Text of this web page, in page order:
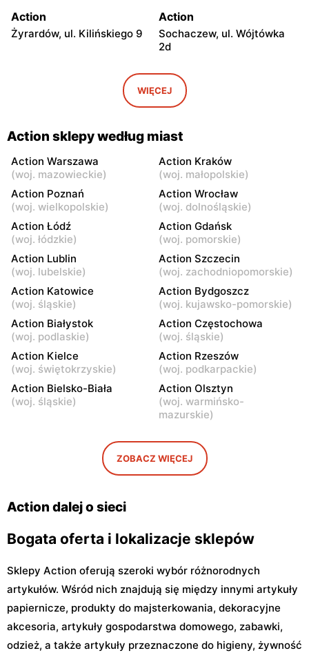
Action
Żyrardów, ul. Kilińskiego 9
Action
Sochaczew, ul. Wójtówka
2d
Wyszków, ul. Pułtuska 96
Action
Warka, ul. Puławska 30a
Pułtusk, ul. Ignacego
Daszyńskiego 11
Garwolin, ul. Kościuszki 61
Action
Rawa Mazowiecka, ul.
Władysława Stanisława
Reymonta 5
Action
Władysławowo, ul.
Ciechanowska 65
Action
Kozienice, ul. Warszawska
34
Action
Sokołów Podlaski, ul.
Węgrowska 1C
Action
Przasnysz, ul. Marsz.
Józefa Piłsudskiego 91
Action
Siedlce, ul. Gen. Franciszka
Kleeberga 6
Action
Ostrów Mazowiecka, ul.
Lubiejewska 63
Action
Radom, ul. Andrzeja Struga
102
Action
Warszawska 1
WIĘCEJ
Action sklepy według miast
Action Warszawa
(woj. mazowieckie)
Action Kraków
(woj. małopolskie)
Action Poznań
(woj. wielkopolskie)
Action Wrocław
(woj. dolnośląskie)
Action Łódź
(woj. łódzkie)
Action Gdańsk
(woj. pomorskie)
Action Lublin
(woj. lubelskie)
Action Szczecin
(woj. zachodniopomorskie)
Action Katowice
(woj. śląskie)
Action Bydgoszcz
(woj. kujawsko-pomorskie)
Action Białystok
(woj. podlaskie)
Action Częstochowa
(woj. śląskie)
Action Kielce
(woj. świętokrzyskie)
Action Rzeszów
(woj. podkarpackie)
Action Bielsko-Biała
(woj. śląskie)
Action Olsztyn
(woj. warmińsko-
mazurskie)
ZOBACZ WIĘCEJ
Action dalej o sieci
Bogata oferta i lokalizacje sklepów
Sklepy Action oferują szeroki wybór różnorodnych
artykułów. Wśród nich znajdują się między innymi artykuły
papiernicze, produkty do majsterkowania, dekoracyjne
akcesoria, artykuły gospodarstwa domowego, zabawki,
odzież, a także artykuły przeznaczone do higieny, żywność